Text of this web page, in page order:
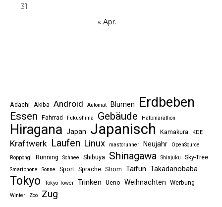
31
« Apr.
Adachi Akiba Android Automat Blumen Erdbeben
Essen Fahrrad Fukushima Gebäude Halbmarathon
Hiragana Japan Japanisch Kamakura KDE
Kraftwerk Laufen Linux mastorunner Neujahr
OpenSource
Roppongi
Running Schnee Shibuya Shinagawa Shinjuku Sky-Tree
Smartphone Sonne Sport Sprache Strom Taifun Takadanobaba
Tokyo Tokyo-Tower Trinken Ueno Weihnachten Werbung
Winter Zoo Zug